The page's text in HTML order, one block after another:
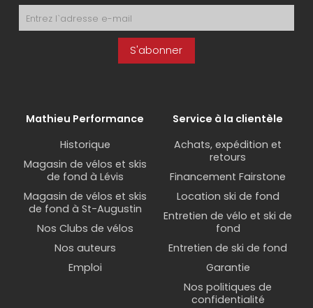
S'abonner
Mathieu Performance
Historique
Magasin de vélos et skis
de fond à Lévis
Magasin de vélos et skis
de fond à St-Augustin
Nos Clubs de vélos
Nos auteurs
Emploi
Service à la clientèle
Achats, expédition et
retours
Financement Fairstone
Location ski de fond
Entretien de vélo et ski de
fond
Entretien de ski de fond
Garantie
Nos politiques de
confidentialité